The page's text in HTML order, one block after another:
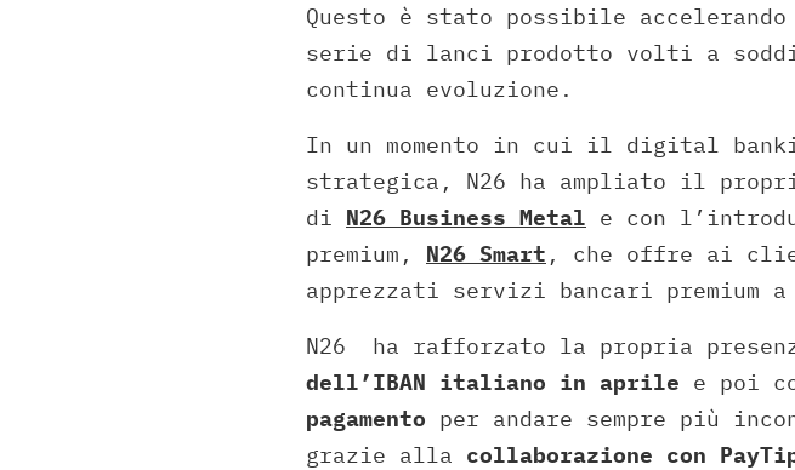
Questo è stato possibile
serie di lanci prodotto volti a
continua evoluzione.
In un momento in cui il digital
strategica, N26 ha ampliato il
di N26 Business Metal e con
premium, N26 Smart , che offre ai
apprezzati servizi bancari premium
N26 ha rafforzato la propria
dell’IBAN italiano in aprile e poi
pagamento per andare sempre più
grazie alla collaborazione con